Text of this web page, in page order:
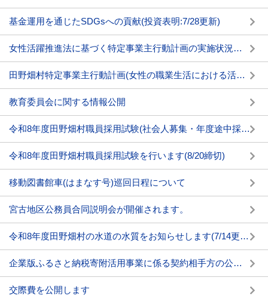
基金運用を通じたSDGsへの貢献(投資表明:7/28更新)
女性活躍推進法に基づく特定事業主行動計画の実施状況及び女性の職業選択に資する情報の公表について
田野畑村特定事業主行動計画(女性の職業生活における活躍の推進に関する法律)
教育委員会に関する情報公開
令和8年度田野畑村職員採用試験(社会人募集・年度途中採用)を行います(11/2締切)
令和8年度田野畑村職員採用試験を行います(8/20締切)
移動図書館車(はまなす号)巡回日程について
宮古地区公務員合同説明会が開催されます。
令和8年度田野畑村の水道の水質をお知らせします(7/14更新)
企業版ふるさと納税寄附活用事業に係る契約相手方の公表について
交際費を公開します